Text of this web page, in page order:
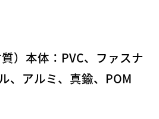
）本体：PVC、ファスナ
、アルミ、真鍮、POM